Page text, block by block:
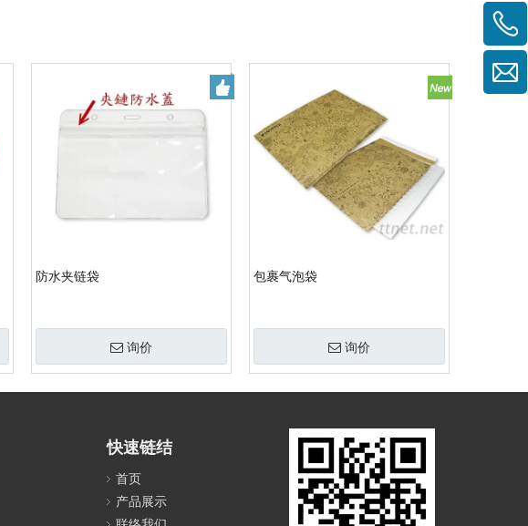
防水夹链袋
询价
包裹气泡袋
询价
快速链结
首页
产品展示